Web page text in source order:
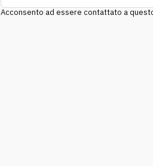
Acconsento ad essere contattato a